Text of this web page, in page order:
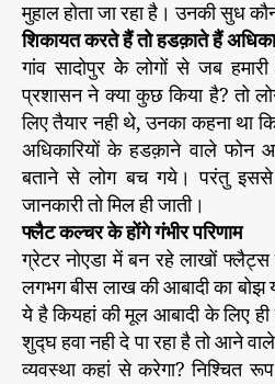
मुहाल होता जा रहा है। उनकी सुध
शिकायत करते हैं तो हडक़ाते हैं
गांव सादोपुर केे लोगों से जब
प्रशासन ने क्या कुछ किया है? तो
लिए तैयार नही थे, उनका कहना था
अधिकारियों के हडक़ाने वाले फोन
बताने से लोग बच गये। परंतु इससे
जानकारी तो मिल ही जाती।
फ्लैट कल्चर के होंगे गंभीर परिणाम
ग्रेटर नोएडा में बन रहे लाखों
लगभग बीस लाख की आबादी का बोझ
ये है कियहां की मूल आबादी के लिए
शुद्घ हवा नही दे पा रहा है तो आने
व्यवस्था कहां से करेगा? निश्चित